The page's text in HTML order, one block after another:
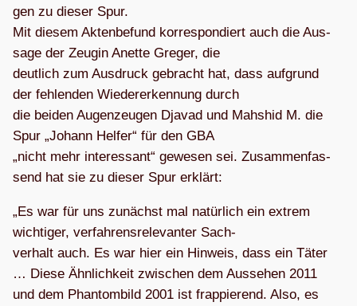
gen zu die­ser Spur.
Mit die­sem Akten­be­fund kor­re­spon­diert auch die Aus­
sage der Zeu­gin Anette Gre­ger, die
deut­lich zum Aus­druck gebracht hat, dass auf­grund
der feh­len­den Wie­der­erken­nung durch
die bei­den Augen­zeu­gen Dja­vad und Mahs­hid M. die
Spur „Johann Hel­fer“ für den GBA
„nicht mehr inter­es­sant“ gewe­sen sei. Zusam­men­fas­
send hat sie zu die­ser Spur erklärt:
„Es war für uns zunächst mal natür­lich ein extrem
wich­ti­ger, ver­fah­rens­re­le­van­ter Sach-
ver­halt auch. Es war hier ein Hin­weis, dass ein Täter
… Diese Ähn­lich­keit zwi­schen dem Aus­se­hen 2011
und dem Phan­tom­bild 2001 ist frap­pie­rend. Also, es